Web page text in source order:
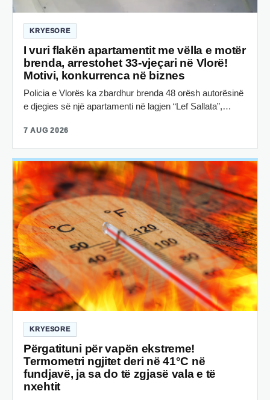
KRYESORE
I vuri flakën apartamentit me vëlla e motër
brenda, arrestohet 33-vjeçari në Vlorë!
Motivi, konkurrenca në biznes
Policia e Vlorës ka zbardhur brenda 48 orësh autorësinë
e djegies së një apartamenti në lagjen “Lef Sallata”,…
7 AUG 2026
KRYESORE
Përgatituni për vapën ekstreme!
Termometri ngjitet deri në 41°C në
fundjavë, ja sa do të zgjasë vala e të
nxehtit